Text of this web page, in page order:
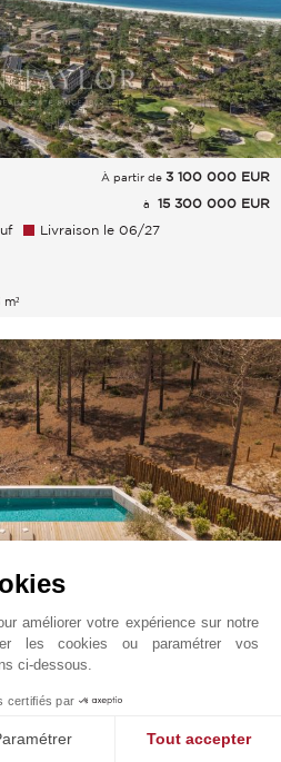
À partir de 3 100 000 EUR
à
15 300 000 EUR
Livraison le 06/27
3 200 000 EUR
améliorer votre expérience sur notre
les cookies ou paramétrer vos
ci-dessous.
certifiés par
Tout accepter